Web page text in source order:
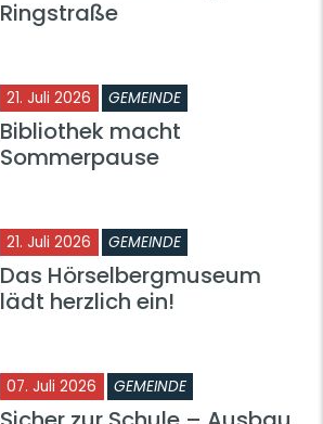
Ringstraße
21. Juli 2026 GEMEINDE
Bibliothek macht
Sommerpause
21. Juli 2026 GEMEINDE
Das Hörselbergmuseum
lädt herzlich ein!
07. Juli 2026 GEMEINDE